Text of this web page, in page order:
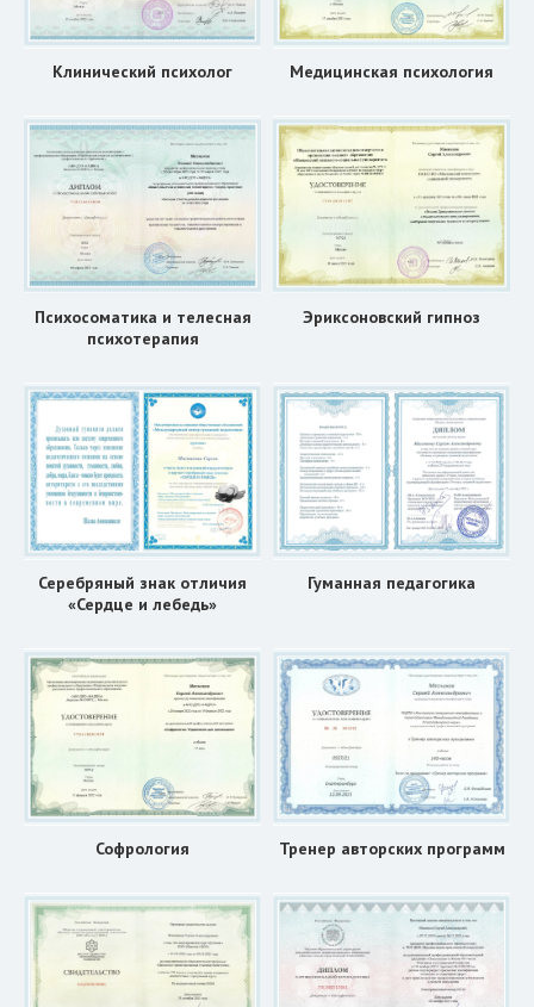
Клинический психолог Медицинская психология
Психосоматика и телесная
психотерапия
Эриксоновский гипноз
Серебряный знак отличия
«Сердце и лебедь»
Гуманная педагогика
Софрология Тренер авторских программ